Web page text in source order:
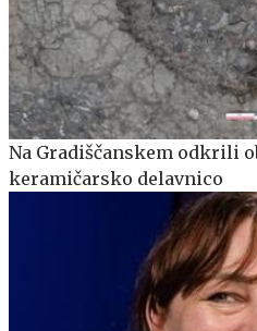
Na Gradiščanskem odkrili
keramičarsko delavnico